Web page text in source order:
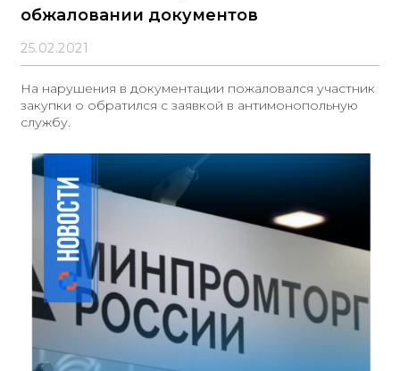
обжаловании документов
25.02.2021
На нарушения в документации пожаловался участник
закупки о обратился с заявкой в антимонопольную
службу.